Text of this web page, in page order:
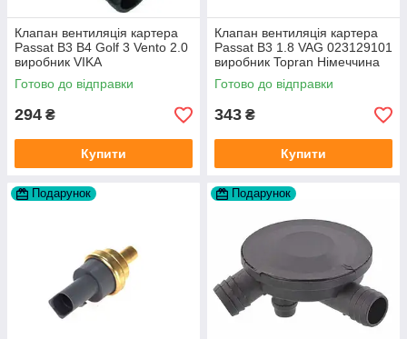
Клапан вентиляція картера
Passat B3 B4 Golf 3 Vento 2.0
виробник VIKA
Готово до відправки
294 ₴
Купити
Клапан вентиляція картера
Passat B3 1.8 VAG 023129101
виробник Topran Німеччина
Готово до відправки
343 ₴
Купити
Подарунок Подарунок